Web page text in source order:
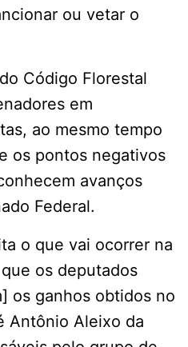
ou vetar o
Código Florestal
em
ao mesmo tempo
os pontos negativos
avanços
Federal.
o que vai ocorrer na
os deputados
os ganhos obtidos no
Antônio Aleixo da